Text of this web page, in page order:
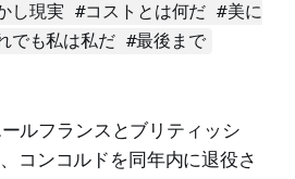
し現実 #コストとは何だ #美に
でも私は私だ #最後まで
ルフランスとブリティッシ
コンコルドを同年内に退役さ